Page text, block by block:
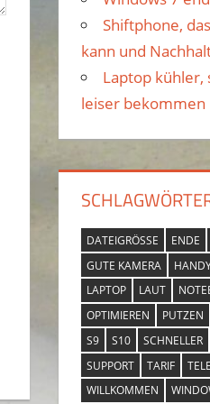
h
:
Shiftphone,
kann und
Laptop kühler,
leiser bekommen
DATEIGRÖSSE ENDE
GUTE KAMERA
LAPTOP
LAUT
OPTIMIEREN
PUTZEN
S9
S10 SCHNELLER
SUPPORT
TARIF
WILLKOMMEN